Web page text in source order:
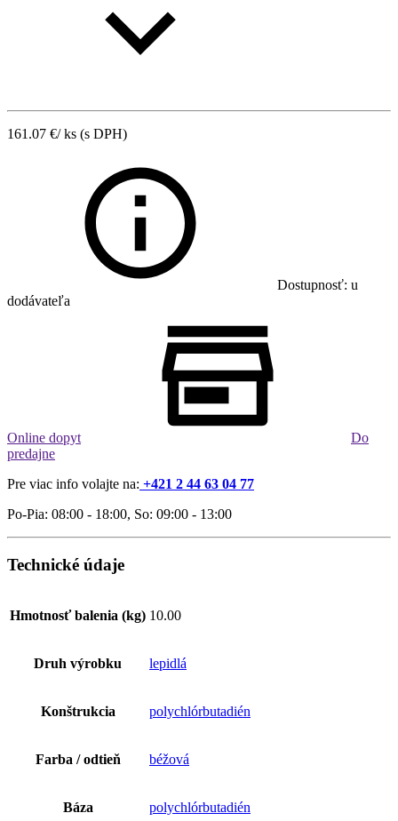
161.07 €/ ks (s DPH)
Dostupnosť: u
dodávateľa
Online dopyt
Do
predajne
Pre viac info volajte na: +421 2 44 63 04 77
Po-Pia: 08:00 - 18:00, So: 09:00 - 13:00
Technické údaje
Hmotnosť balenia (kg) 10.00
Druh výrobku lepidlá
Konštrukcia polychlórbutadién
Farba / odtieň béžová
Báza polychlórbutadién